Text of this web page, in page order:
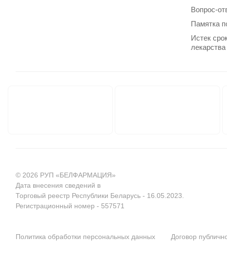
Вопрос-
Памятка
Истек
лекарства
© 2026 РУП «БЕЛФАРМАЦИЯ»
Дата внесения сведений в
Торговый реестр Республики Беларусь - 16.05.2023.
Регистрационный номер - 557571
Политика обработки персональных данных Договор